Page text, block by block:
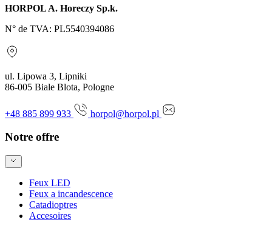
HORPOL A. Horeczy Sp.k.
N° de TVA: PL5540394086
ul. Lipowa 3, Lipniki
86-005 Biale Blota, Pologne
+48 885 899 933 horpol@horpol.pl
Notre offre
Feux LED
Feux a incandescence
Catadioptres
Accesoires